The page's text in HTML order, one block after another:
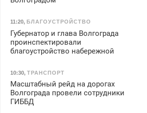
11:20, БЛАГОУСТРОЙСТВО
Губернатор и глава Волгограда
проинспектировали
благоустройство набережной
10:30, ТРАНСПОРТ
Масштабный рейд на дорогах
Волгограда провели сотрудники
ГИББД